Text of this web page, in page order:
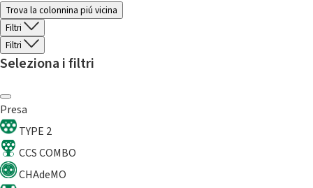
Trova la colonnina piú vicina
Filtri
Filtri
Seleziona i filtri
Presa
TYPE 2
CCS COMBO
CHAdeMO